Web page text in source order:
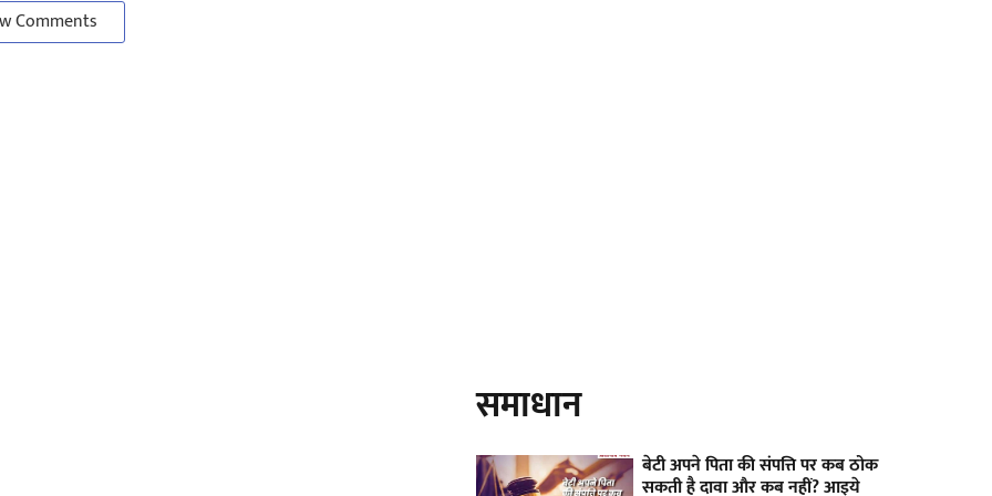
Comments
समाधान
बेटी अपने पिता की संपत्ति पर कब ठोक
सकती है दावा और कब नहीं? आइये